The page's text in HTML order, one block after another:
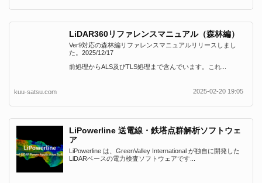
LiDAR360リファレンスマニュアル（森林編）
Ver9対応の森林編リファレンスマニュアルリリースしまし
た。2025/12/17
前処理からALS及びTLS処理まで含んでいます。これ...
kuu-satsu.com 2025-02-20 19:05
LiPowerline 送電線・鉄塔点群解析ソフトウェ
ア
LiPowerline は、GreenValley International が独自に開発した
LiDARベースの電力検査ソフトウェアです...